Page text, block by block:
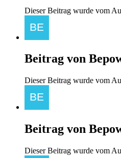
Dieser Beitrag wurde vom
Beitrag von
Dieser Beitrag wurde vom
Beitrag von
Dieser Beitrag wurde vom